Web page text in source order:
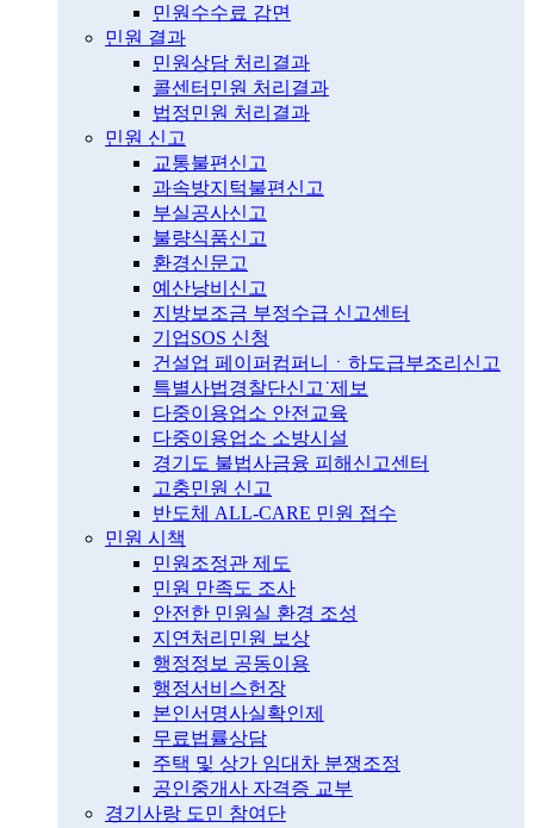
민원수수료 감면
민원 결과
민원상담 처리결과
콜센터민원 처리결과
법정민원 처리결과
민원 신고
교통불편신고
과속방지턱불편신고
부실공사신고
불량식품신고
환경신문고
예산낭비신고
지방보조금 부정수급 신고센터
기업SOS 신청
건설업 페이퍼컴퍼니ㆍ하도급부조리신고
특별사법경찰단신고˙제보
다중이용업소 안전교육
다중이용업소 소방시설
경기도 불법사금융 피해신고센터
고충민원 신고
반도체 ALL-CARE 민원 접수
민원 시책
민원조정관 제도
민원 만족도 조사
안전한 민원실 환경 조성
지연처리민원 보상
행정정보 공동이용
행정서비스헌장
본인서명사실확인제
무료법률상담
주택 및 상가 임대차 분쟁조정
공인중개사 자격증 교부
경기사랑 도민 참여단